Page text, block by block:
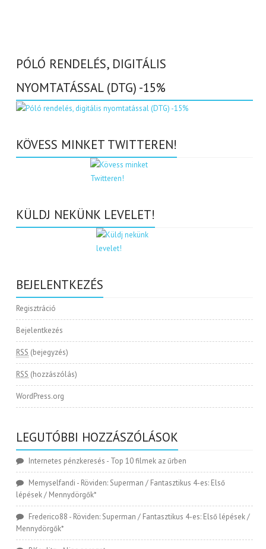
PÓLÓ RENDELÉS, DIGITÁLIS
NYOMTATÁSSAL (DTG) -15%
KÖVESS MINKET TWITTEREN!
KÜLDJ NEKÜNK LEVELET!
BEJELENTKEZÉS
Regisztráció
Bejelentkezés
RSS (bejegyzés)
RSS (hozzászólás)
WordPress.org
LEGUTÓBBI HOZZÁSZÓLÁSOK
Internetes pénzkeresés - Top 10 filmek az űrben
Memyselfandi - Röviden: Superman / Fantasztikus 4-es: Első
lépések / Mennydörgők*
Frederico88 - Röviden: Superman / Fantasztikus 4-es: Első lépések /
Mennydörgők*